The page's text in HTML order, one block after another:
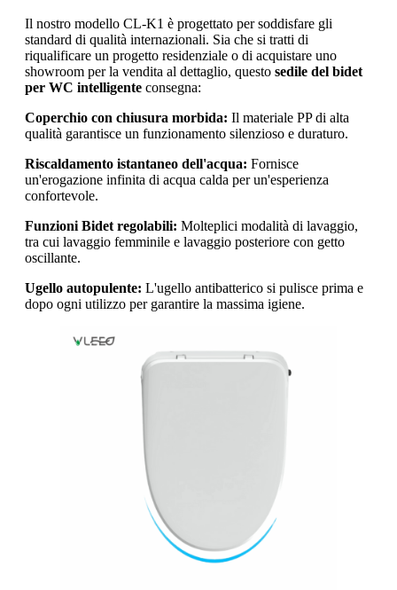
Il nostro modello CL-K1 è progettato per soddisfare gli
standard di qualità internazionali. Sia che si tratti di
riqualificare un progetto residenziale o di acquistare uno
showroom per la vendita al dettaglio, questo sedile del bidet
per WC intelligente consegna:
Coperchio con chiusura morbida: Il materiale PP di alta
qualità garantisce un funzionamento silenzioso e duraturo.
Riscaldamento istantaneo dell'acqua: Fornisce
un'erogazione infinita di acqua calda per un'esperienza
confortevole.
Funzioni Bidet regolabili: Molteplici modalità di lavaggio,
tra cui lavaggio femminile e lavaggio posteriore con getto
oscillante.
Ugello autopulente: L'ugello antibatterico si pulisce prima e
dopo ogni utilizzo per garantire la massima igiene.